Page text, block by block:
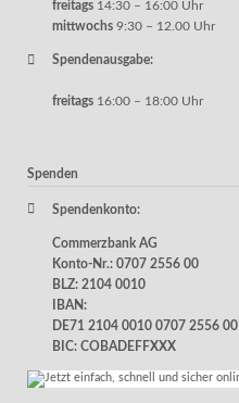
freitags 14:30 – 16:00 Uhr
mittwochs 9:30 – 12.00 Uhr
Spendenausgabe:
freitags 16:00 – 18:00 Uhr
Spenden
Spendenkonto:
Commerzbank AG
Konto-Nr.: 0707 2556 00
BLZ: 2104 0010
IBAN:
DE71 2104 0010 0707 2556 00
BIC: COBADEFFXXX